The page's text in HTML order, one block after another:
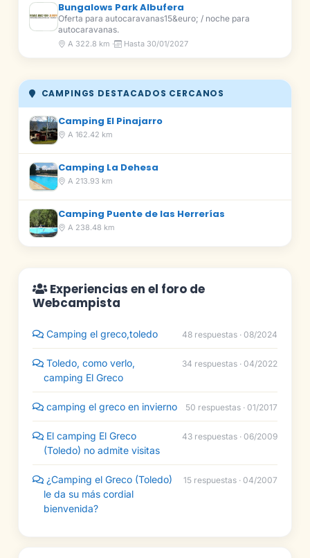
Bungalows Park Albufera
Oferta para autocaravanas15&euro; / noche para
autocaravanas.
A 322.8 km · Hasta 30/01/2027
CAMPINGS DESTACADOS CERCANOS
Camping El Pinajarro
A 162.42 km
Camping La Dehesa
A 213.93 km
Camping Puente de las Herrerías
A 238.48 km
Experiencias en el foro de
Webcampista
Camping el greco,toledo 48 respuestas · 08/2024
Toledo, como verlo,
camping El Greco
34 respuestas · 04/2022
camping el greco en invierno 50 respuestas · 01/2017
El camping El Greco
(Toledo) no admite visitas
43 respuestas · 06/2009
¿Camping el Greco (Toledo)
le da su más cordial
bienvenida?
15 respuestas · 04/2007